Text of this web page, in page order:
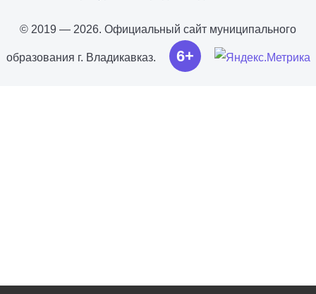
© 2019 — 2026. Официальный сайт муниципального
образования г. Владикавказ. 6+